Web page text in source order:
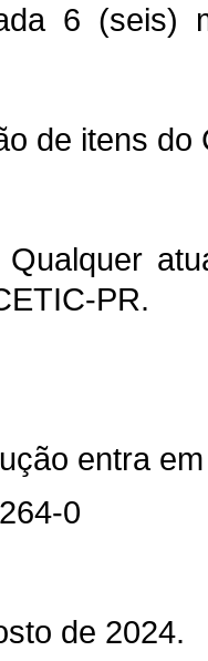
6 (seis)
de itens
Qualquer
PR.
entra
0
de 2024.